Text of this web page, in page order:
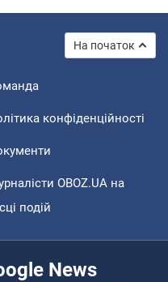
На початок
конфіденційності
OBOZ.UA на
подій
News